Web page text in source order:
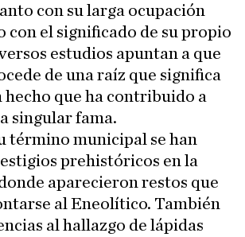
con su larga ocupación
con el significado de su propio
estudios apuntan a que
de una raíz que significa
hecho que ha contribuido a
singular fama.
término municipal se han
prehistóricos en la
aparecieron restos que
al Eneolítico. También
al hallazgo de lápidas